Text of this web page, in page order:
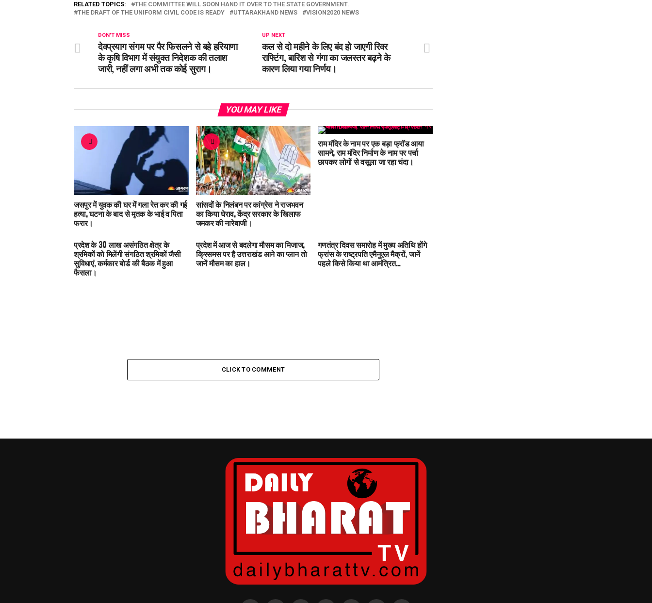
RELATED TOPICS:
THE COMMITTEE WILL SOON HAND IT OVER TO THE STATE GOVERNMENT.
THE DRAFT OF THE UNIFORM CIVIL CODE IS READY
UTTARAKHAND NEWS VISION2020 NEWS
UP NEXT
कल से दो महीने के लिए बंद हो जाएगी रिवर
राफ्टिंग, बारिश से गंगा का जलस्तर बढ़ने के
कारण लिया गया निर्णय।
DON'T MISS
देवप्रयाग संगम पर पैर फिसलने से बहे हरियाणा
के कृषि विभाग में संयुक्त निदेशक की तलाश
जारी, नहीं लगा अभी तक कोई सुराग।
YOU MAY LIKE
जसपुर में युवक की घर में गला रेत कर की गई
हत्या, घटना के बाद से मृतक के भाई व पिता
फरार।
सांसदों के निलंबन पर कांग्रेस ने राजभवन
का किया घेराव, केंद्र सरकार के खिलाफ
जमकर की नारेबाजी।
राम मंदिर के नाम पर एक बड़ा फ्रॉड आया
सामने, राम मंदिर निर्माण के नाम पर पर्चा
छापकर लोगों से वसूला जा रहा चंदा।
प्रदेश के 30 लाख असंगठित क्षेत्र के
श्रमिकों को मिलेंगी संगठित श्रमिकों जैसी
सुविधाएं, कर्मकार बोर्ड की बैठक में हुआ
फैसला।
प्रदेश में आज से बदलेगा मौसम का मिजाज,
क्रिसमस पर है उत्तराखंड आने का प्लान तो
जानें मौसम का हाल।
गणतंत्र दिवस समारोह में मुख्य अतिथि होंगे
फ्रांस के राष्ट्रपति एमैनुएल मैक्रों, जानें
पहले किसे किया था आमंत्रित…
CLICK TO COMMENT